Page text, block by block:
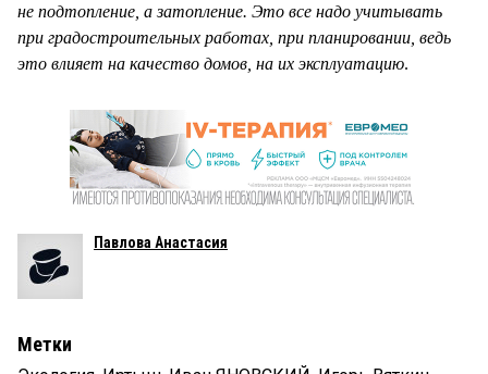
не подтопление, а затопление. Это все надо учитывать
при градостроительных работах, при планировании, ведь
это влияет на качество домов, на их эксплуатацию.
Павлова Анастасия
Метки